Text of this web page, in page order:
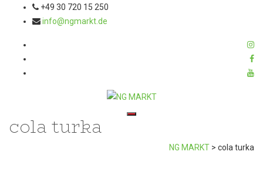
+49 30 720 15 250
info@ngmarkt.de
cola turka
NG MARKT > cola turka